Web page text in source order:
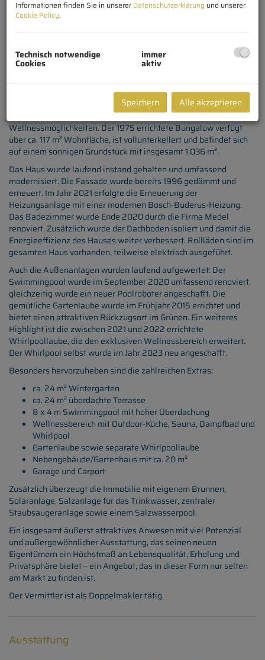
Beschreibung
Dieses charmante Anwesen in absoluter Ruhelage bietet eine
seltene Kombination aus Wohnkomfort, großzügigem
Platzangebot sowie vielseitigen Freizeit- und
Wellnessmöglichkeiten. Der 1975 errichtete Bungalow verfügt
über ca. 117 m² Wohnfläche, ist vollunterkellert und befindet sich
auf einem sonnigen Grundstück mit insgesamt 1.036 m².
Das Haus wurde laufend instand gehalten und umfassend
modernisiert. Die Fassade wurde bereits 1996 gedämmt und
erneuert. Im Jahr 2021 erfolgte die Erneuerung der
Heizungsanlage mit einer modernen Bosch-Buderus-Heizung.
Das Badezimmer wurde Ende 2020 durch die Firma Medel
renoviert. Zusätzlich wurde der Dachboden isoliert und damit die
Energieeffizienz des Hauses weiter verbessert. Rollläden sind im
gesamten Haus vorhanden, teilweise elektrisch ausgeführt.
Auch die Außenanlagen wurden laufend aufgewertet: Der
Swimmingpool wurde im September 2020 umfassend renoviert,
gleichzeitig wurde ein neuer Poolroboter angeschafft. Die
gemütliche Gartenlaube wurde im Frühjahr 2015 errichtet und
bietet einen attraktiven Rückzugsort im Grünen. Ein weiteres
Highlight ist die zwischen 2021 und 2022 errichtete
Whirlpoollaube, die den exklusiven Wellnessbereich erweitert.
Der Whirlpool selbst wurde im Jahr 2023 neu angeschafft.
Besonders hervorzuheben sind die zahlreichen Extras:
ca. 24 m² Wintergarten
ca. 24 m² überdachte Terrasse
8 x 4 m Swimmingpool mit hoher Überdachung
Wellnessbereich mit Outdoor-Küche, Sauna, Dampfbad und
Whirlpool
Gartenlaube sowie separate Whirlpoollaube
Nebengebäude/Gartenhaus mit ca. 20 m²
Garage und Carport
Zusätzlich überzeugt die Immobilie mit eigenem Brunnen,
Solaranlage, Salzanlage für das Trinkwasser, zentraler
Staubsaugeranlage sowie einem Salzwasserpool.
Ein insgesamt äußerst attraktives Anwesen mit viel Potenzial
und außergewöhnlicher Ausstattung, das seinen neuen
Eigentümern ein Höchstmaß an Lebensqualität, Erholung und
Privatsphäre bietet – ein Angebot, das in dieser Form nur selten
am Markt zu finden ist.
Der Vermittler ist als Doppelmakler tätig.
Ausstattung
Informationen finden Sie in unserer Datenschutzerklärung und unserer
Cookie Policy.
Technisch notwendige
Cookies
immer
aktiv
Speichern Alle akzeptieren